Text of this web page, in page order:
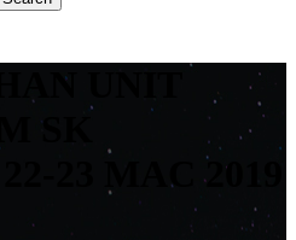
UNIT
SK
23 MAC 2019